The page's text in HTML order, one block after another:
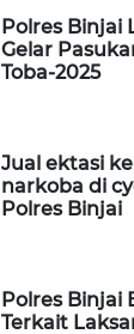
Polres Binjai
Gelar
Toba-2025
Jual ektasi
narkoba di
Polres Binjai
Polres Binjai
Terkait